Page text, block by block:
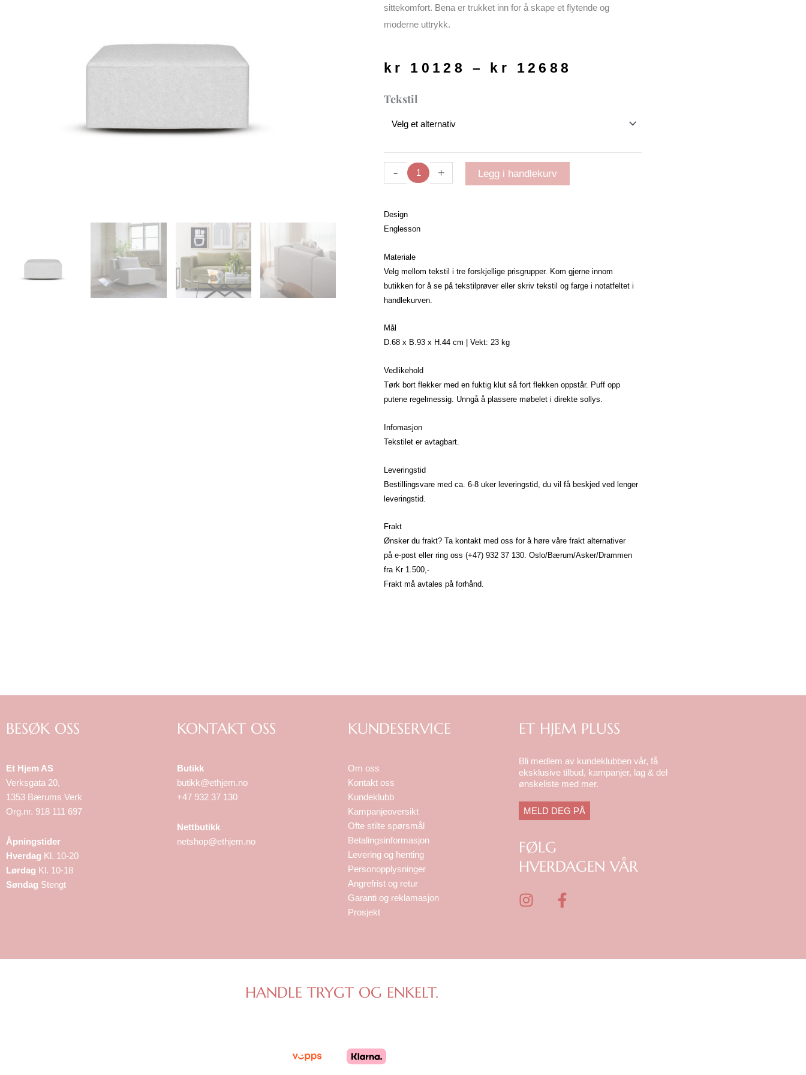
sittekomfort. Bena er trukket inn for å skape et flytende og
moderne uttrykk.
kr 10128 – kr 12688
Tekstil
-
Level
| puff
+ Legg i handlekurv
Design
Englesson
Materiale
Velg mellom tekstil i tre forskjellige prisgrupper. Kom gjerne innom
butikken for å se på tekstilprøver eller skriv tekstil og farge i notatfeltet i
handlekurven.
Mål
D.68 x B.93 x H.44 cm | Vekt: 23 kg
Vedlikehold
Tørk bort flekker med en fuktig klut så fort flekken oppstår. Puff opp
putene regelmessig. Unngå å plassere møbelet i direkte sollys.
Infomasjon
Tekstilet er avtagbart.
Leveringstid
Bestillingsvare med ca. 6-8 uker leveringstid, du vil få beskjed ved lenger
leveringstid.
Frakt
Ønsker du frakt? Ta kontakt med oss for å høre våre frakt alternativer
på e-post eller ring oss (+47) 932 37 130. Oslo/Bærum/Asker/Drammen
fra Kr 1.500,-
Frakt må avtales på forhånd.
BESØK OSS
Et Hjem AS
Verksgata 20,
1353 Bærums Verk
Org.nr. 918 111 697
Åpningstider
Hverdag Kl. 10-20
Lørdag Kl. 10-18
Søndag Stengt
KONTAKT OSS
Butikk
butikk@ethjem.no
+47 932 37 130
Nettbutikk
netshop@ethjem.no
KUNDESERVICE
Om oss
Kontakt oss
Kundeklubb
Kampanjeoversikt
Ofte stilte spørsmål
Betalingsinformasjon
Levering og henting
Personopplysninger
Angrefrist og retur
Garanti og reklamasjon
Prosjekt
ET HJEM PLUSS
Bli medlem av kundeklubben vår, få
eksklusive tilbud, kampanjer, lag & del
ønskeliste med mer.
MELD DEG PÅ
FØLG
HVERDAGEN VÅR
I
a
F
b
HANDLE TRYGT OG ENKELT.